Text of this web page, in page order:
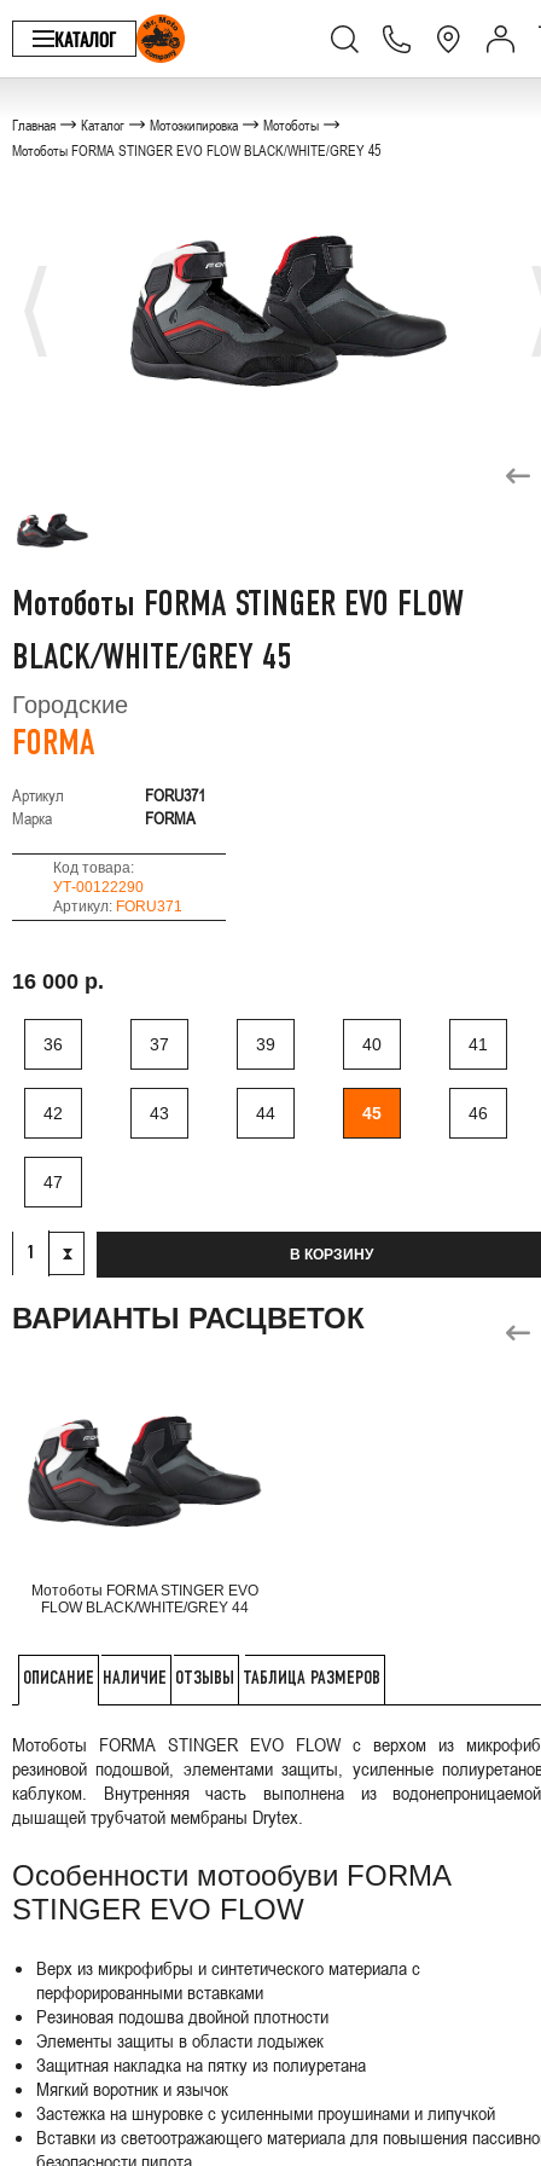
КАТАЛОГ
Главная Каталог Мотоэкипировка
Мотоботы
Мотоботы FORMA STINGER EVO FLOW BLACK/WHITE/GREY 45
Мотоботы FORMA STINGER EVO FLOW
BLACK/WHITE/GREY 45
Городские
FORMA
Артикул
FORU371
Марка
FORMA
Код товара:
УТ-00122290
Артикул: FORU371
16 000 р.
36 37 39 40 41
42 43 44 45 46
47
В КОРЗИНУ
ВАРИАНТЫ РАСЦВЕТОК
Мотоботы FORMA STINGER EVO
FLOW BLACK/WHITE/GREY 44
ОПИСАНИЕ НАЛИЧИЕ ОТЗЫВЫ ТАБЛИЦА РАЗМЕРОВ
Мотоботы FORMA STINGER EVO FLOW с верхом из
резиновой подошвой, элементами защиты, усиленные
каблуком. Внутренняя часть выполнена из
дышащей трубчатой мембраны Drytex.
Особенности мотообуви FORMA
STINGER EVO FLOW
Верх из микрофибры и синтетического материала с
перфорированными вставками
Резиновая подошва двойной плотности
Элементы защиты в области лодыжек
Защитная накладка на пятку из полиуретана
Мягкий воротник и язычок
Застежка на шнуровке с усиленными проушинами и липучкой
Вставки из светоотражающего материала для повышения
безопасности пилота